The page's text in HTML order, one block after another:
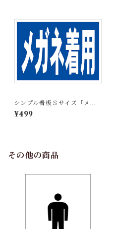
シンプル看板Ｓサイズ「メガ
ネ着用」【工場・現場】屋外
可
¥499
その他の商品